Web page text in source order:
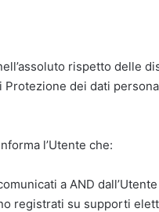
rispetto delle
dei dati
l’Utente che:
a AND
registrati su supporti